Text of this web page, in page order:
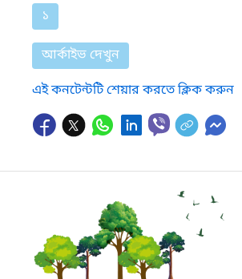
১
আর্কাইভ দেখুন
এই কনটেন্টটি শেয়ার করতে ক্লিক করুন